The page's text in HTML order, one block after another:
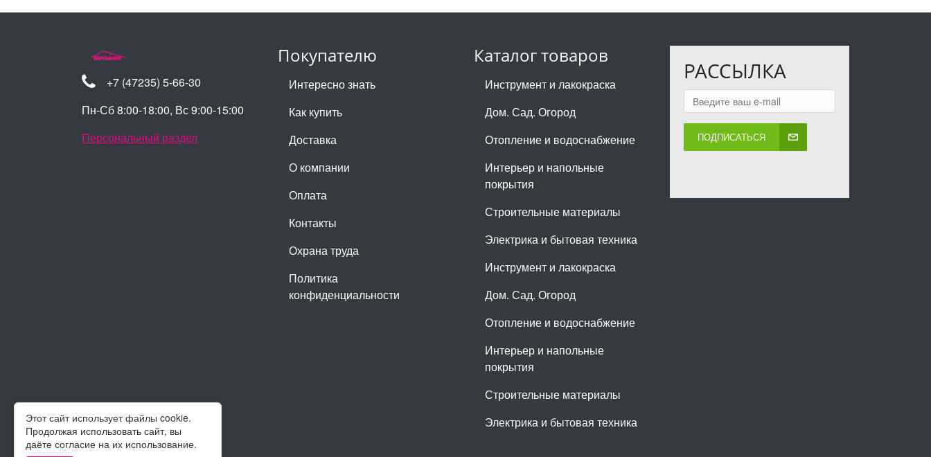
Этот сайт использует файлы cookie.
Продолжая использовать сайт, вы
даёте согласие на их использование.
Покупателю
Интересно знать
Как купить
Доставка
О компании
Оплата
Контакты
Охрана труда
Политика
конфиденциальности
Каталог товаров
Инструмент и лакокраска
Дом. Сад. Огород
Отопление и водоснабжение
Интерьер и напольные
покрытия
Строительные материалы
Электрика и бытовая техника
Инструмент и лакокраска
Дом. Сад. Огород
Отопление и водоснабжение
Интерьер и напольные
покрытия
Строительные материалы
Электрика и бытовая техника
РАССЫЛКА
ПОДПИСАТЬСЯ
+7 (47235) 5-66-30
Пн-Сб 8:00-18:00, Вс 9:00-15:00
Персональный раздел